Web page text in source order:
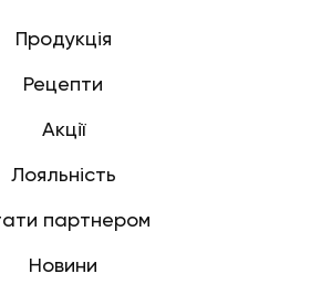
Продукція
Рецепти
Акції
Лояльність
партнером
Новини